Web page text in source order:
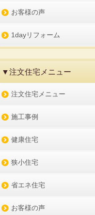
お客様の声
1dayリフォーム
▼注文住宅メニュー
注文住宅メニュー
施工事例
健康住宅
狭小住宅
省エネ住宅
お客様の声